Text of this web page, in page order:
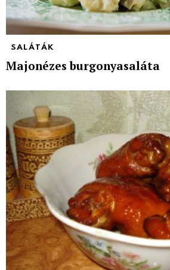
SALÁTÁK
Majonézes burgonyasaláta